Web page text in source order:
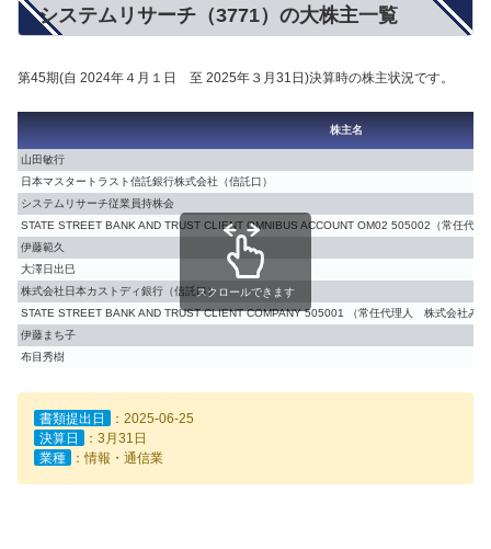
システムリサーチ（3771）の大株主一覧
第45期(自 2024年４月１日 至 2025年３月31日)決算時の株主状況です。
株主名
山田敏行
日本マスタートラスト信託銀行株式会社（信託口）
システムリサーチ従業員持株会
STATE STREET BANK AND TRUST CLIENT OMNIBUS ACCOUNT OM02 505002（常任代
伊藤範久
大澤日出巳
株式会社日本カストディ銀行（信託口）
STATE STREET BANK AND TRUST CLIENT COMPANY 505001 （常任代理人 株式会社み
伊藤まち子
布目秀樹
スクロールできます
書類提出日
：2025-06-25
決算日
：3月31日
業種
：情報・通信業